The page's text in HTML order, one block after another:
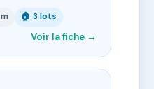
🏠 3 lots
Voir la fiche →